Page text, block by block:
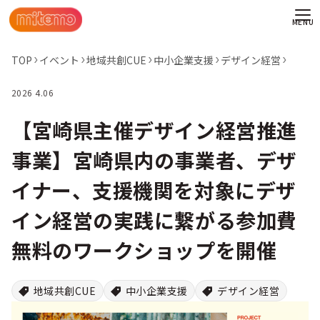
TOP イベント 地域共創CUE 中小企業支援 デザイン経営
2026 4.06
【宮崎県主催デザイン経営推進
事業】宮崎県内の事業者、デザ
イナー、支援機関を対象にデザ
イン経営の実践に繋がる参加費
無料のワークショップを開催
地域共創CUE 中小企業支援 デザイン経営